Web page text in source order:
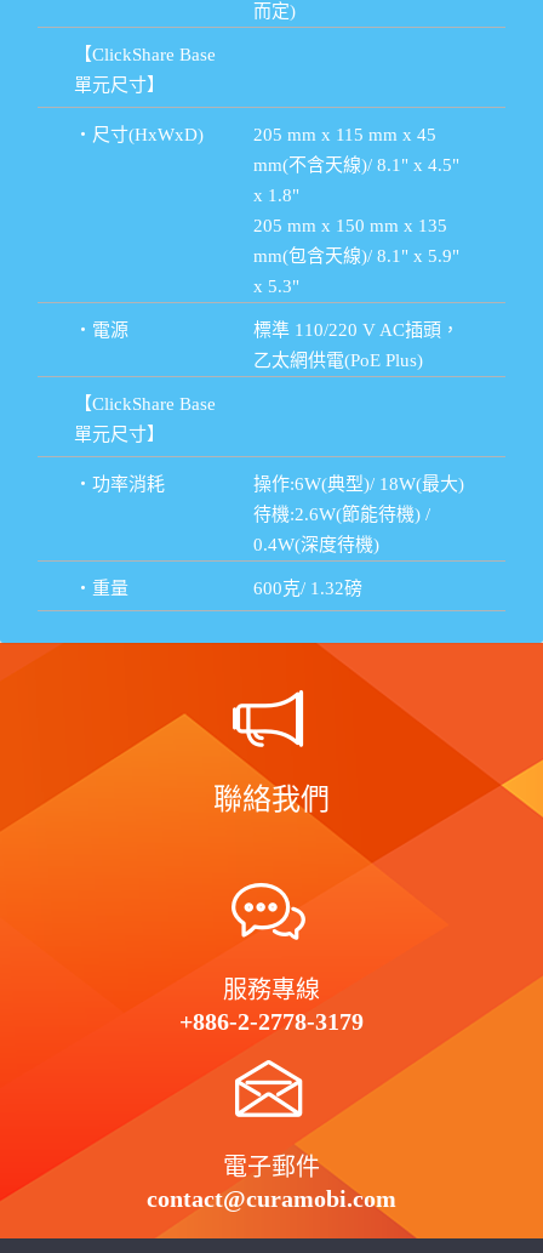
而定)
【ClickShare Base
單元尺寸】
・尺寸(HxWxD)
205 mm x 115 mm x 45
mm(不含天線)/ 8.1" x 4.5"
x 1.8"
205 mm x 150 mm x 135
mm(包含天線)/ 8.1" x 5.9"
x 5.3"
・電源
標準 110/220 V AC插頭，
乙太網供電(PoE Plus)
【ClickShare Base
單元尺寸】
・功率消耗
操作:6W(典型)/ 18W(最大)
待機:2.6W(節能待機) /
0.4W(深度待機)
・重量 600克/ 1.32磅
聯絡我們
服務專線
+886-2-2778-3179
電子郵件
contact@curamobi.com